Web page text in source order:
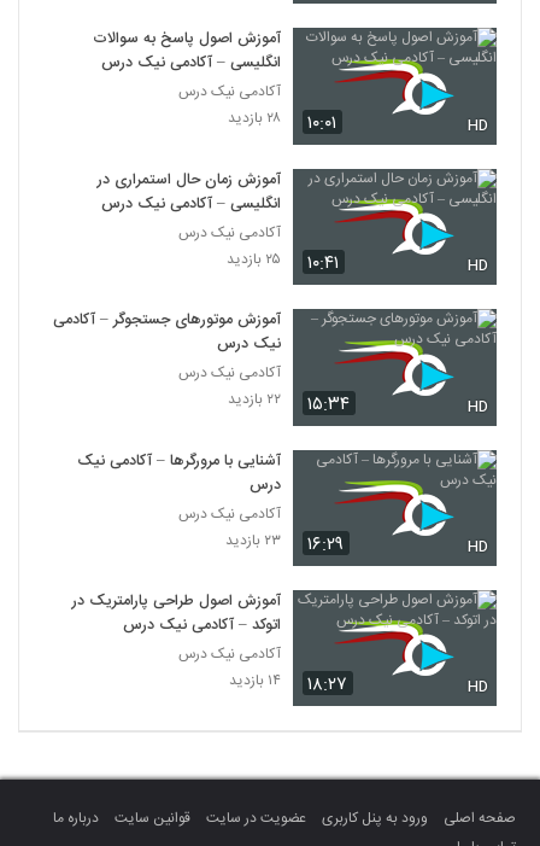
۱۰:۰۱ HD
آموزش اصول پاسخ به سوالات
انگلیسی – آکادمی نیک درس
آکادمی نیک درس
۲۸ بازدید
۱۰:۴۱ HD
آموزش زمان حال استمراری در
انگلیسی – آکادمی نیک درس
آکادمی نیک درس
۲۵ بازدید
۱۵:۳۴ HD
آموزش موتورهای جستجوگر – آکادمی
نیک درس
آکادمی نیک درس
۲۲ بازدید
۱۶:۲۹ HD
آشنایی با مرورگرها – آکادمی نیک
درس
آکادمی نیک درس
۲۳ بازدید
۱۸:۲۷ HD
آموزش اصول طراحی پارامتریک در
اتوکد – آکادمی نیک درس
آکادمی نیک درس
۱۴ بازدید
صفحه اصلی ورود به پنل کاربری عضویت در سایت قوانین سایت
درباره ما